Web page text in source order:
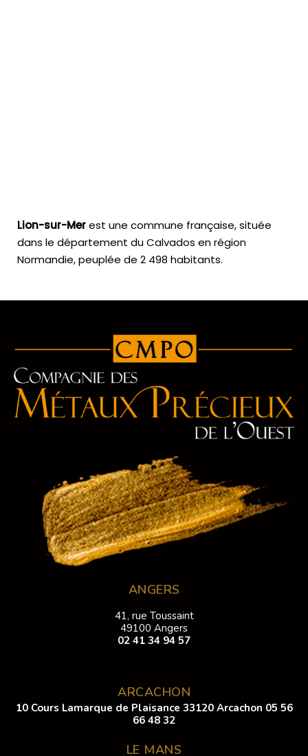
Lion-sur-Merest une commune française, située
dans le département du Calvados en région
Normandie, peuplée de 2 498 habitants.
ANGERS
41, rue Toussaint
49100 Angers
02 41 34 94 57
ARCACHON
10 Cours Lamarque de Plaisance 33120 Arcachon 05 56
66 48 32
LE MANS